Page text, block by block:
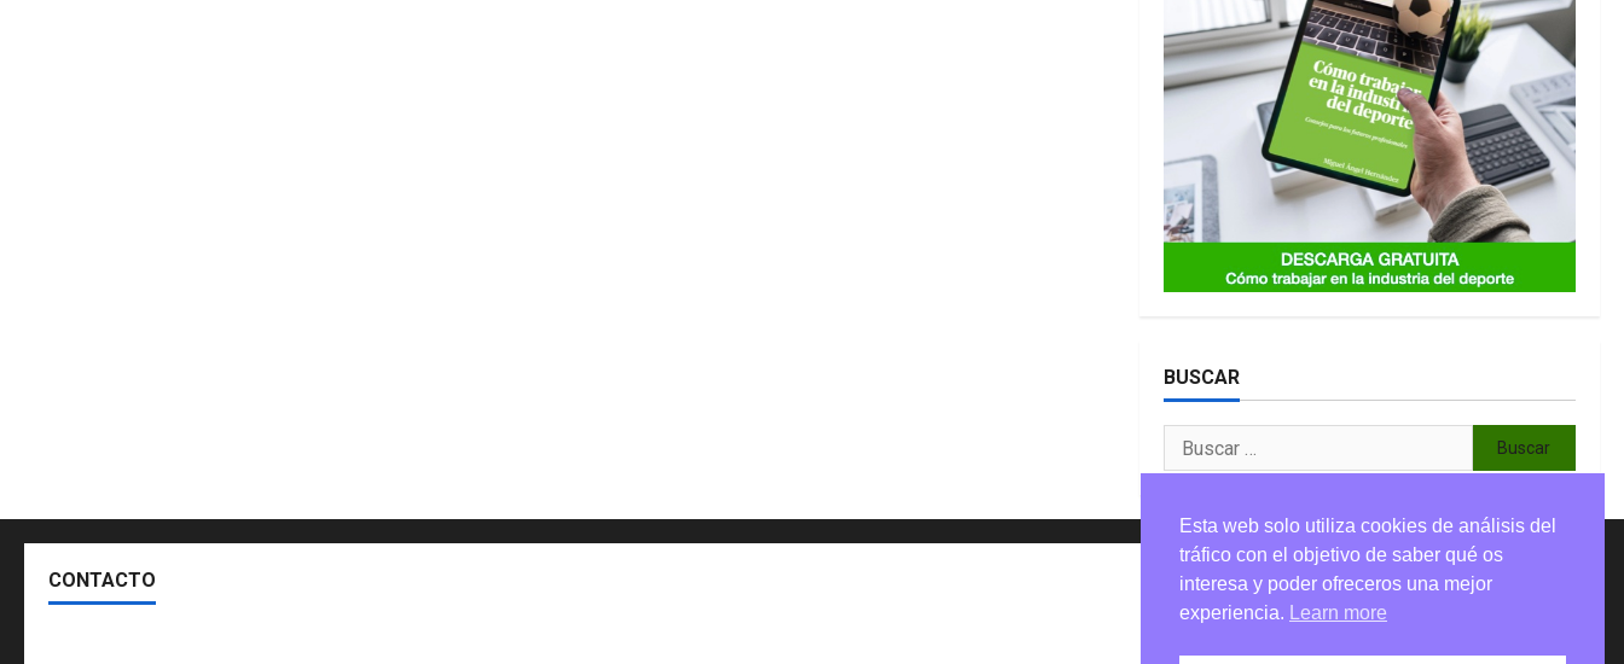
BUSCAR
Buscar:
CONTACTO
Esta web solo utiliza cookies de análisis del
tráfico con el objetivo de saber qué os
interesa y poder ofreceros una mejor
experiencia.
Learn more